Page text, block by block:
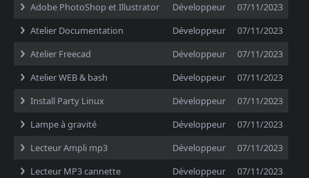
Adobe PhotoShop et Illustrator
Développeur
07/11/2023
Atelier Documentation
Développeur
07/11/2023
Atelier Freecad
Développeur
07/11/2023
Atelier WEB & bash
Développeur
07/11/2023
Install Party Linux
Développeur
07/11/2023
Lampe à gravité
Développeur
07/11/2023
Lecteur Ampli mp3
Développeur
07/11/2023
Lecteur MP3 cannette
Développeur
07/11/2023